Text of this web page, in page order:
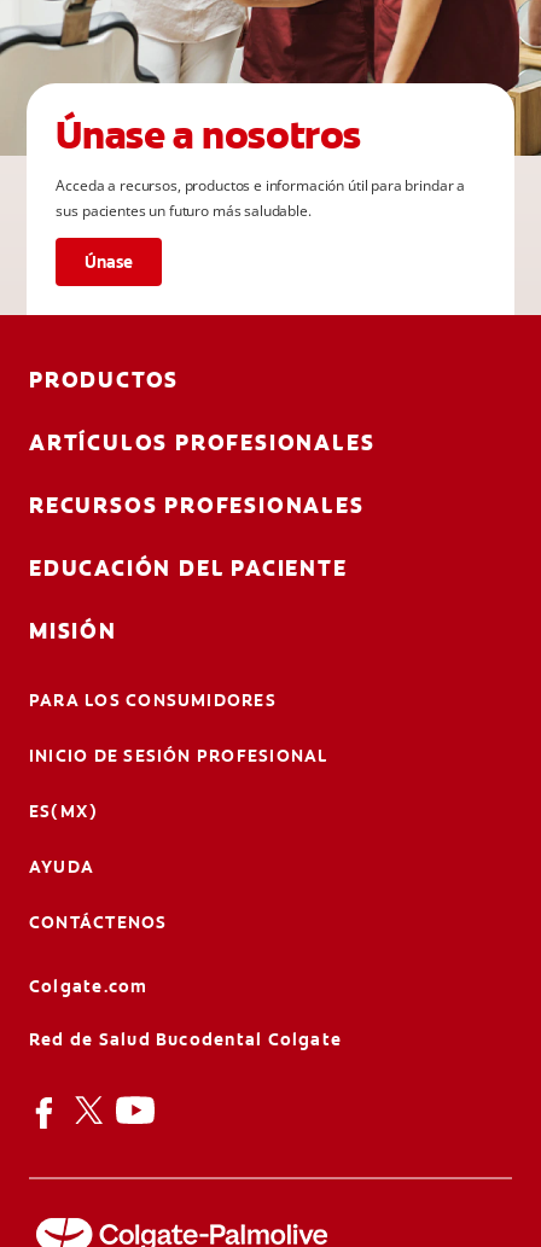
Únase a nosotros
Acceda a recursos, productos e información útil para brindar a
sus pacientes un futuro más saludable.
Únase
PRODUCTOS
ARTÍCULOS PROFESIONALES
RECURSOS PROFESIONALES
EDUCACIÓN DEL PACIENTE
MISIÓN
PARA LOS CONSUMIDORES
INICIO DE SESIÓN PROFESIONAL
ES(MX)
AYUDA
CONTÁCTENOS
Colgate.com
Red de Salud Bucodental Colgate